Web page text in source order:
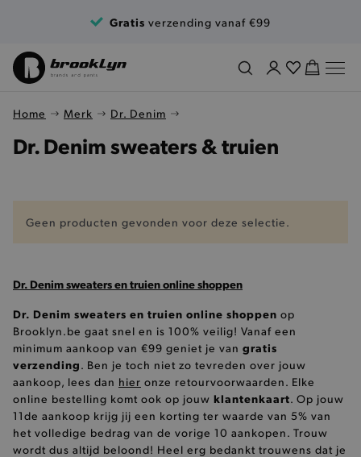
Gratis verzending vanaf €99
Home Merk Dr. Denim
Geen producten gevonden voor deze selectie.
Dr. Denim sweaters en truien online shoppen
Dr. Denim sweaters en truien online shoppen op
Brooklyn.be gaat snel en is 100% veilig! Vanaf een
minimum aankoop van €99 geniet je van gratis
verzending. Ben je toch niet zo tevreden over jouw
aankoop, lees dan hier onze retourvoorwaarden. Elke
online bestelling komt ook op jouw klantenkaart. Op jouw
11de aankoop krijg jij een korting ter waarde van 5% van
het volledige bedrag van de vorige 10 aankopen. Trouw
wordt dus altijd beloond! Heel erg bedankt trouwens dat je
Dr. Denim sweaters & truien